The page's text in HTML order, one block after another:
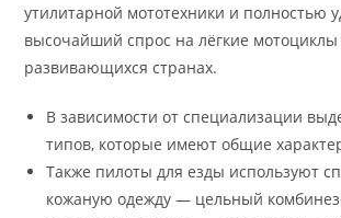
утилитарной мототехники и полностью
высочайший спрос на лёгкие мотоциклы
развивающихся странах.
В зависимости от специализации
типов, которые имеют общие
Также пилоты для езды используют
кожаную одежду — цельный